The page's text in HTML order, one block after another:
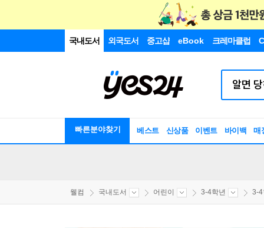
국내도서 외국도서 중고샵 eBook 크레마클럽
빠른분야찾기 베스트 신상품 이벤트 바이백 매
웰컴 국내도서 어린이 3-4학년 3-4